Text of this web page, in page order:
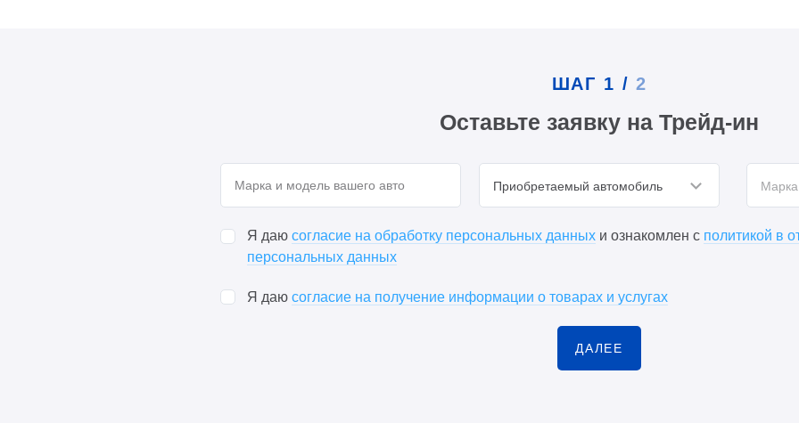
ШАГ 1 / 2
Оставьте заявку на Трейд-ин
Приобретаемый автомобиль
Я даю согласие на обработку персональных данных и ознакомлен с политикой в
персональных данных
Я даю согласие на получение информации о товарах и услугах
ДАЛЕЕ